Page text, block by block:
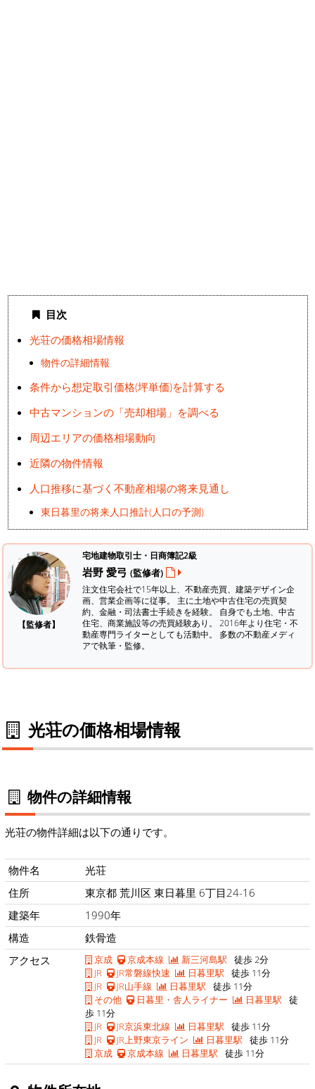
目次
光荘の価格相場情報
物件の詳細情報
条件から想定取引価格(坪単価)を計算する
中古マンションの「売却相場」を調べる
周辺エリアの価格相場動向
近隣の物件情報
人口推移に基づく不動産相場の将来見通し
東日暮里の将来人口推計(人口の予測)
【監修者】
宅地建物取引士・日商簿記2級
岩野 愛弓 (監修者)
注文住宅会社で15年以上、不動産売買、建築デザイン企
画、営業企画等に従事。 主に土地や中古住宅の売買契
約、金融・司法書士手続きを経験。 自身でも土地、中古
住宅、商業施設等の売買経験あり。 2016年より住宅・不
動産専門ライターとしても活動中。 多数の不動産メディ
アで執筆・監修。
光荘の価格相場情報
物件の詳細情報
光荘の物件詳細は以下の通りです。
物件名
光荘
住所
東京都 荒川区 東日暮里 6丁目24-16
建築年
1990年
構造
鉄骨造
アクセス
京成 京成本線 新三河島駅 徒歩 2分
JR
JR常磐線快速 日暮里駅 徒歩 11分
JR
JR山手線 日暮里駅 徒歩 11分
その他
日暮里・舎人ライナー 日暮里駅 徒
歩 11分
JR
JR京浜東北線 日暮里駅 徒歩 11分
JR
JR上野東京ライン 日暮里駅 徒歩 11分
京成
京成本線 日暮里駅 徒歩 11分